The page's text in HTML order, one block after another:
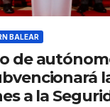
BALEAR
de
a la